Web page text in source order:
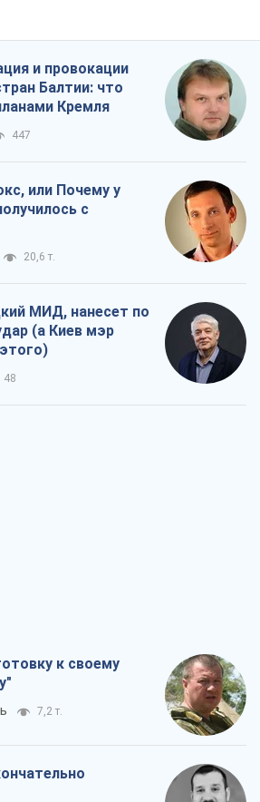
и провокации
Балтии: что
Кремля
447
или Почему у
с
20,6 т.
МИД, нанесет по
(а Киев мэр
48
к своему
7,2 т.